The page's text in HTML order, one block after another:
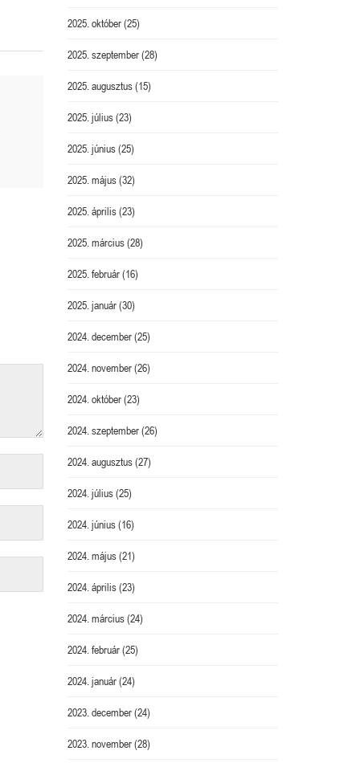
2025. október(25)
2025. szeptember(28)
2025. augusztus(15)
2025. július(23)
2025. június(25)
2025. május(32)
2025. április(23)
2025. március(28)
2025. február(16)
2025. január(30)
2024. december(25)
2024. november(26)
2024. október(23)
2024. szeptember(26)
2024. augusztus(27)
2024. július(25)
2024. június(16)
2024. május(21)
2024. április(23)
2024. március(24)
2024. február(25)
2024. január(24)
2023. december(24)
2023. november(28)